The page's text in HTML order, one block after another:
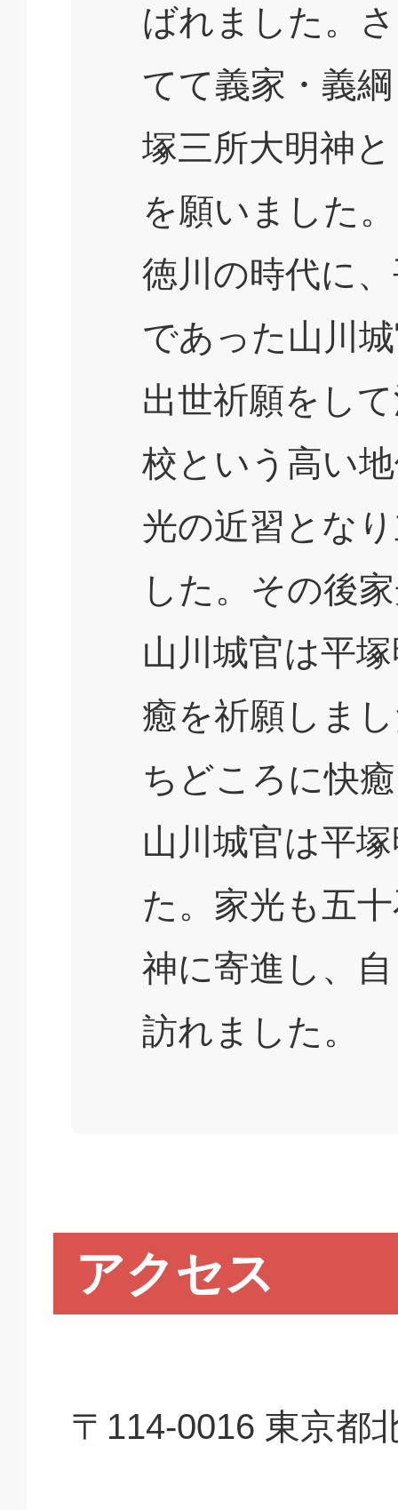
ばれました。
てて義家・義
塚三所大明神
を願いました。
徳川の時代に
であった山川
出世祈願をし
校という高い
光の近習とな
した。その後
山川城官は平
癒を祈願しま
ちどころに快
山川城官は平
た。家光も五
神に寄進し、
訪れました。
アクセス
〒114-0016 東京都